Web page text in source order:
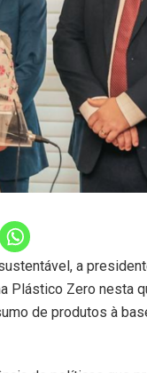
a
Plástico Zero nesta
de produtos à